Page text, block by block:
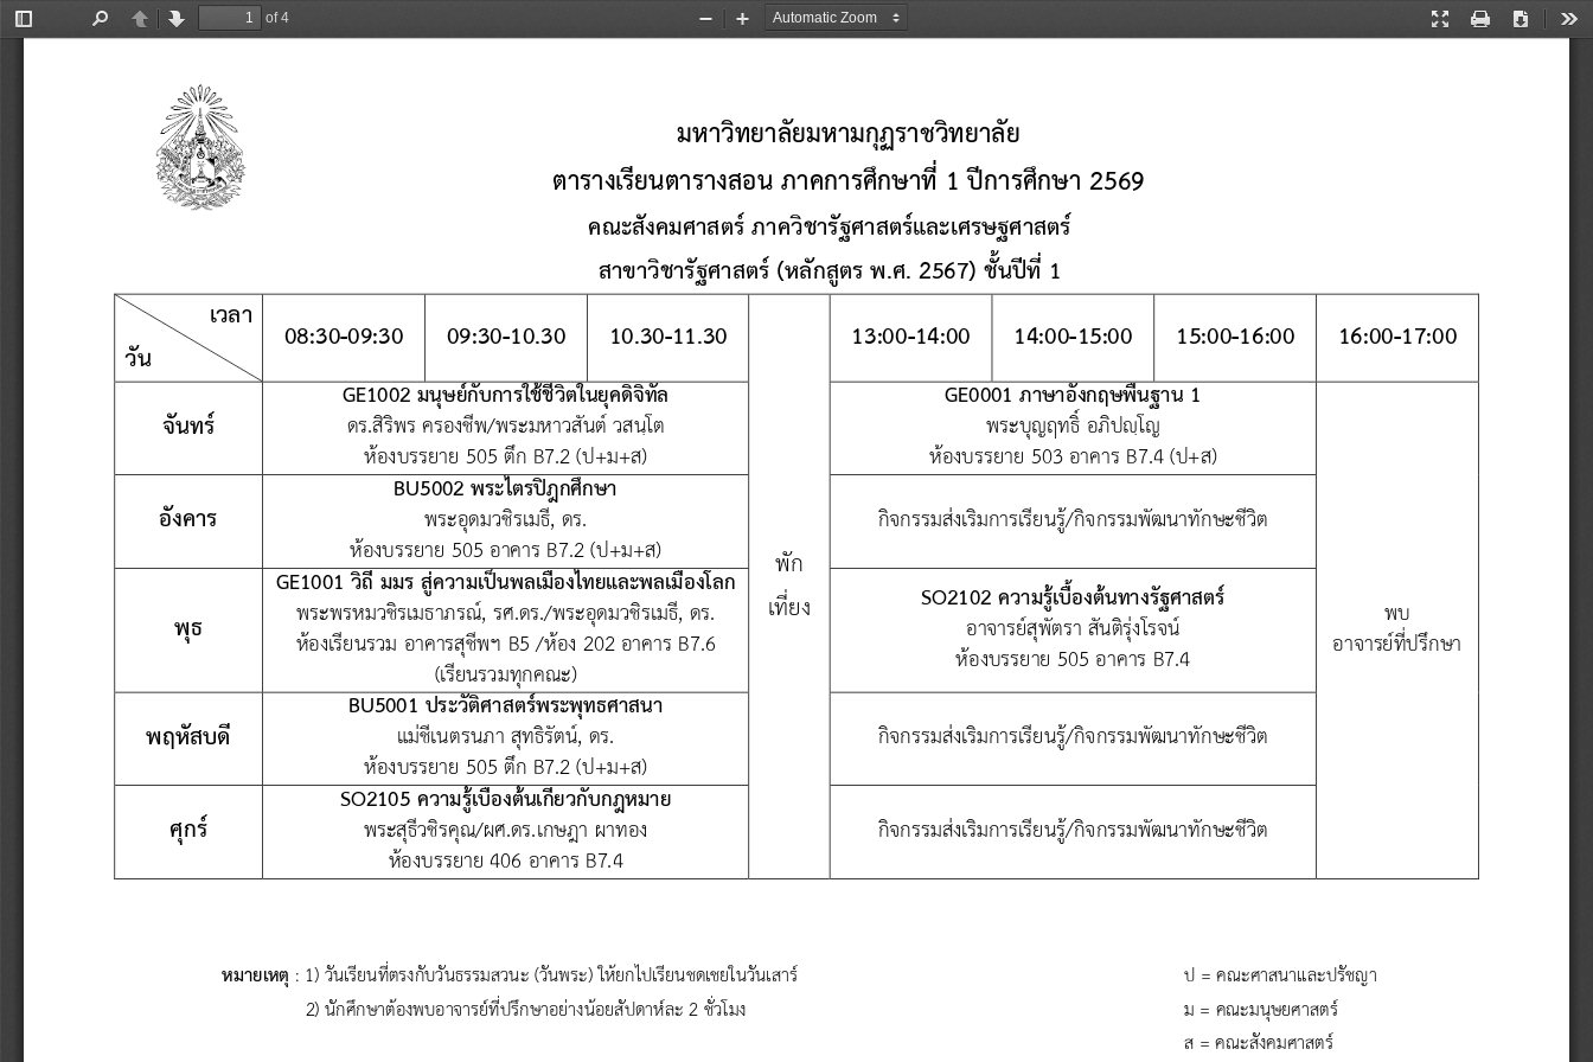
Toggle
PreviousNext
of 4
Presentation
Print Download
Zoom
Zoom
มหาวิทยาลัยมหามกุฏราชวิทยาลัย
ตารางเรียนตารางสอน ภาคการศึกษาที่ 1 ปีการศึกษา 2569
หมายเหตุ : 1) วันเรียนที่ตรงกับวันธรรมสวนะ (วันพระ) ให้ยกไปเรียนชดเชยในวันเสาร์ ป = คณะศาสนาและปรัชญา
2) นักศึกษาต้องพบอาจารย์ที่ปรึกษาอย่างน้อยสัปดาห์ละ 2 ชั่วโมง
ม = คณะมนุษยศาสตร์
ส = คณะสังคมศาสตร์
คณะสังคมศาสตร์ ภาควิชารัฐศาสตร์และเศรษฐศาสตร์
สาขาวิชารัฐศาสตร์ (หลักสูตร พ.ศ. 2567) ชั้นปีที่ 1
เวลา
วัน
08:30-09:30 09:30-10.30 10.30-11.30
พัก
เที่ยง
13:00-14:00 14:00-15:00 15:00-16:00 16:00-17:00
จันทร์
GE1002 มนุษย์กับการใช้ชีวิตในยุคดิจิทัล
ดร.สิริพร ครองชีพ/พระมหาวสันต์ วสนฺโต
ห้องบรรยาย 505 ตึก B7.2 (ป+ม+ส)
GE0001 ภาษาอังกฤษพื้นฐาน 1
พระบุญฤทธิ์ อภิปญฺโญ
ห้องบรรยาย 503 อาคาร B
7.4(ป+ส)
พบ
อาจารย์ที่ปรึกษา
อังคาร
BU5002 พระไตรปิฎกศึกษา
พระอุดมวชิรเมธี ดร.
ห้องบรรยาย 505 อาคาร B7.2 (ป+ม+ส)
กิจกรรมส่งเริมการเรียนรู้/กิจกรรมพัฒนาทักษะชีวิต
พุธ
GE1001 วิถี มมร สู่ความเป็นพลเมืองไทยและพลเมืองโลก
พระพรหมวชิรเมธาภรณ์ รศ.ดร./พระอุดมวชิรเมธี ดร.
ห้องเรียนรวม อาคารสุชีพฯ B5 /ห้อง 202 อาคาร B7.6
(เรียนรวมทุกคณะ)
SO2102 ความรู้เบื้องต้นทางรัฐศาสตร์
อาจารย์สุพัตรา สันติรุ่งโรจน์
ห้องบรรยาย 505 อาคาร B7.4
พฤหัสบดี
BU5001 ประวัติศาสตร์พระพุทธศาสนา
แม่ชีเนตรนภา สุทธิรัตน์ ดร.
ห้องบรรยาย 505 ตึก B7.2 (ป+ม+ส)
กิจกรรมส่งเริมการเรียนรู้/กิจกรรมพัฒนาทักษะชีวิต
ศุกร์
SO2105 ความรู้เบื้องต้นเกี่ยวกับกฎหมาย
พระสุธีวชิรคุณ/ผศ.ดร.เกษฎา ผาทอง
ห้องบรรยาย 406 อาคาร B7.4
กิจกรรมส่งเริมการเรียนรู้/กิจกรรมพัฒนาทักษะชีวิต